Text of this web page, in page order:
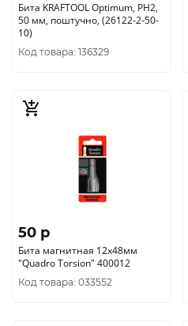
Бита KRAFTOOL Optimum, PH2,
50 мм, поштучно, (26122-2-50-
10)
Код товара: 136329
50 p
Бита магнитная 12х48мм
"Quadro Torsion" 400012
Код товара: 033552